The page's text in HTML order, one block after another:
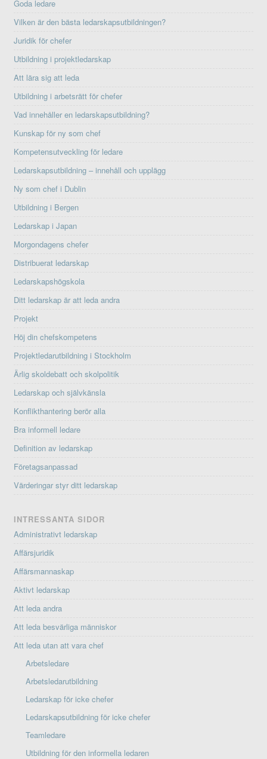
Goda ledare
Vilken är den bästa ledarskapsutbildningen?
Juridik för chefer
Utbildning i projektledarskap
Att lära sig att leda
Utbildning i arbetsrätt för chefer
Vad innehåller en ledarskapsutbildning?
Kunskap för ny som chef
Kompetensutveckling för ledare
Ledarskapsutbildning – innehåll och upplägg
Ny som chef i Dublin
Utbildning i Bergen
Ledarskap i Japan
Morgondagens chefer
Distribuerat ledarskap
Ledarskapshögskola
Ditt ledarskap är att leda andra
Projekt
Höj din chefskompetens
Projektledarutbildning i Stockholm
Ärlig skoldebatt och skolpolitik
Ledarskap och självkänsla
Konflikthantering berör alla
Bra informell ledare
Definition av ledarskap
Företagsanpassad
Värderingar styr ditt ledarskap
INTRESSANTA SIDOR
Administrativt ledarskap
Affärsjuridik
Affärsmannaskap
Aktivt ledarskap
Att leda andra
Att leda besvärliga människor
Att leda utan att vara chef
Arbetsledare
Arbetsledarutbildning
Ledarskap för icke chefer
Ledarskapsutbildning för icke chefer
Teamledare
Utbildning för den informella ledaren